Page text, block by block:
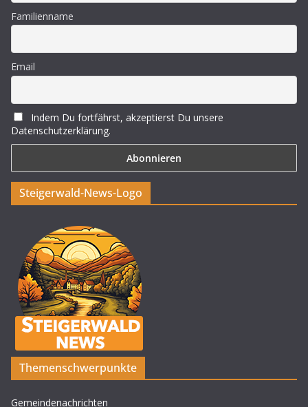
Familienname
Email
Indem Du fortfährst, akzeptierst Du unsere
Datenschutzerklärung.
Steigerwald-News-Logo
Themenschwerpunkte
Gemeindenachrichten